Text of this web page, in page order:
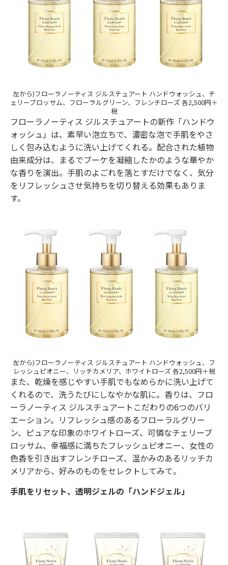
左から)フローラノーティス ジルスチュアート ハンドウォッシュ、チ
ェリーブロッサム、フローラルグリーン、フレンチローズ 各2,500円＋
税
フローラノーティス ジルスチュアートの新作「ハンドウ
ォッシュ」は、素早い泡立ちで、濃密な泡で手肌をやさ
しく包み込むように洗い上げてくれる。配合された植物
由来成分は、まるでブーケを凝縮したかのような華やか
な香りを演出。手肌のよごれを落とすだけでなく、気分
をリフレッシュさせ気持ちを切り替える効果もありま
す。
左から)フローラノーティス ジルスチュアート ハンドウォッシュ、フ
レッシュピオニー、リッチカメリア、ホワイトローズ 各2,500円＋税
また、乾燥を感じやすい手肌でもなめらかに洗い上げて
くれるので、洗うたびにしなやかな肌に。香りは、フロ
ーラノーティス ジルスチュアートこだわりの6つのバリ
エーション。リフレッシュ感のあるフローラルグリー
ン、ピュアな印象のホワイトローズ、可憐なチェリーブ
ロッサム、幸福感に満ちたフレッシュピオニー、女性の
色香を引き出すフレンチローズ、温かみのあるリッチカ
メリアから、好みのものをセレクトしてみて。
手肌をリセット、透明ジェルの「ハンドジェル」